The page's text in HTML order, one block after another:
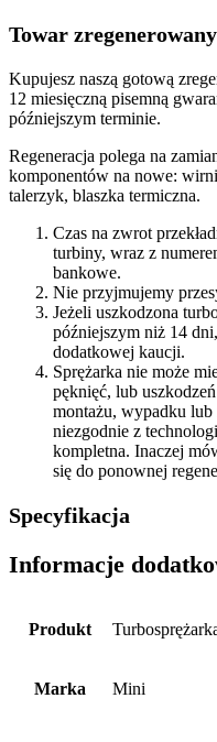
Towar
Kupujesz naszą gotową
12 miesięczną pisemną
późniejszym terminie.
Regeneracja polega na
komponentów na nowe:
talerzyk, blaszka termiczna.
Czas na zwrot
turbiny, wraz z
bankowe.
Nie przyjmujemy
Jeżeli uszkodzona
późniejszym niż 14
dodatkowej kaucji.
Sprężarka nie może
pęknięć, lub
montażu, wypadku
niezgodnie z
kompletna. Inaczej
się do ponownej
Specyfikacja
Informacje
Produkt
Marka Mini